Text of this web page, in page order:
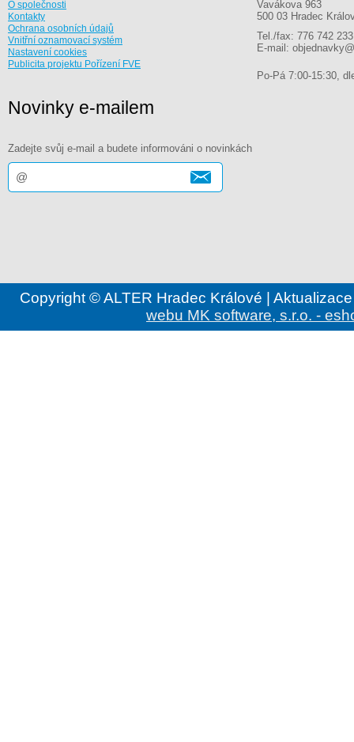
O společnosti
Kontakty
Ochrana osobních údajů
Vnitřní oznamovací systém
Nastavení cookies
Publicita projektu Pořízení FVE
Vavákova 963
500 03 Hradec
Tel./fax: 776 742 233
E-mail:
Po-Pá 7:00-15:30,
Novinky e-mailem
Zadejte svůj e-mail a budete informováni o novinkách
Copyright © ALTER Hradec Králové |
webu MK software, s.r.o. -